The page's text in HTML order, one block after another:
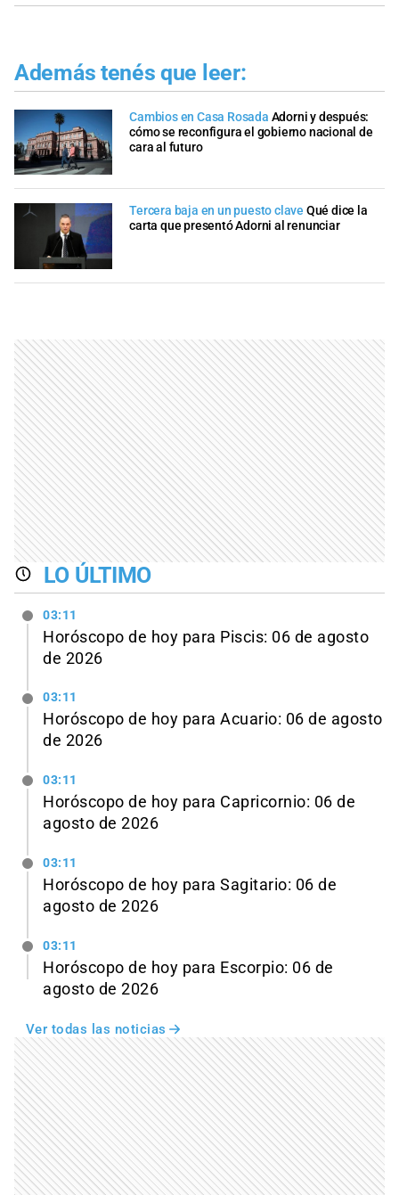
Además tenés que leer:
Cambios en Casa Rosada Adorni y después:
cómo se reconfigura el gobierno nacional de
cara al futuro
Tercera baja en un puesto clave Qué dice la
carta que presentó Adorni al renunciar
LO ÚLTIMO
03:11
Horóscopo de hoy para Piscis: 06 de agosto
de 2026
03:11
Horóscopo de hoy para Acuario: 06 de agosto
de 2026
03:11
Horóscopo de hoy para Capricornio: 06 de
agosto de 2026
03:11
Horóscopo de hoy para Sagitario: 06 de
agosto de 2026
03:11
Horóscopo de hoy para Escorpio: 06 de
agosto de 2026
Ver todas las noticias